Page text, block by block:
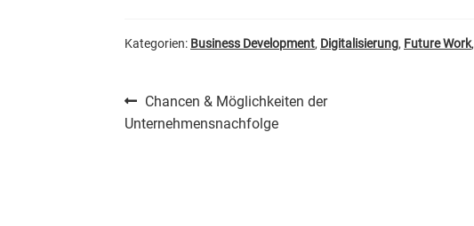
Kategorien: Business Development, Digitalisierung, Future Work,
Beitragsnavigation
Vorheriger
Beitrag:
Chancen & Möglichkeiten der
Unternehmensnachfolge